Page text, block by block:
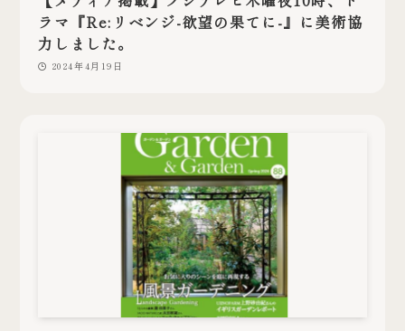
ラマ『Re:リベンジ-欲望の果てに-』に美術協
力しました。
2024年4月19日